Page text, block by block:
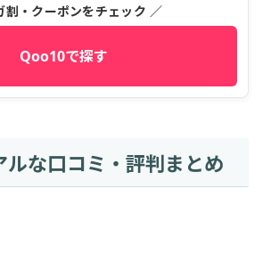
割・クーポンをチェック ／
Qoo10で探す
な口コミ・評判まとめ